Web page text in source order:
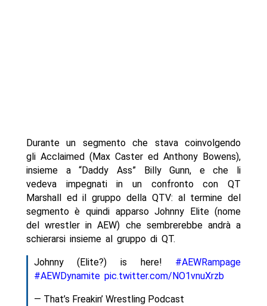
Durante un segmento che stava coinvolgendo
gli Acclaimed (Max Caster ed Anthony Bowens),
insieme a “Daddy Ass” Billy Gunn, e che li
vedeva impegnati in un confronto con QT
Marshall ed il gruppo della QTV: al termine del
segmento è quindi apparso Johnny Elite (nome
del wrestler in AEW) che sembrerebbe andrà a
schierarsi insieme al gruppo di QT.
Johnny (Elite?) is here! #AEWRampage
#AEWDynamite pic.twitter.com/NO1vnuXrzb
— That’s Freakin’ Wrestling Podcast